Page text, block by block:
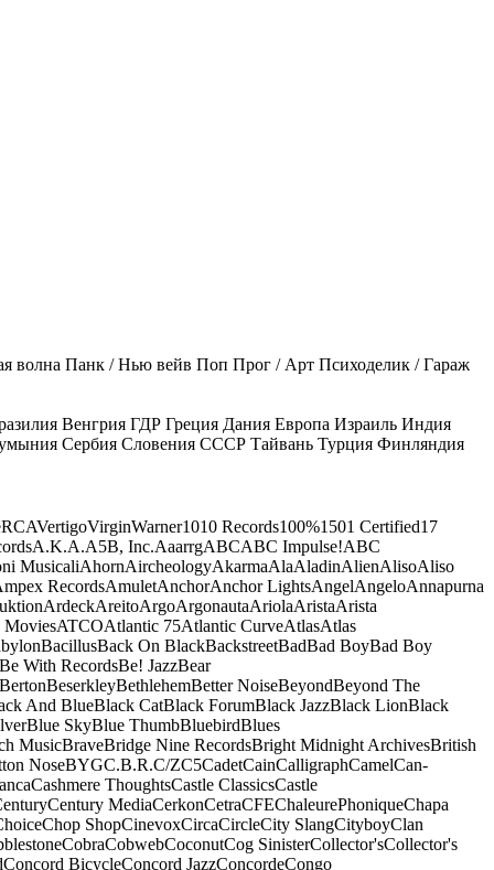
волна Панк / Нью вейв Поп Прог / Арт Психоделик / Гараж
Венгрия ГДР Греция Дания Европа Израиль Индия
Сербия Словения СССР Тайвань Турция Финляндия
RCAVertigoVirginWarner1010 Records100%1501 Certified17
A.K.A.A5B, Inc.AaarrgABCABC Impulse!ABC
MusicaliAhornAircheologyAkarmaAlaAladinAlienAlisoAliso
RecordsAmuletAnchorAnchor LightsAngelAngeloAnnapurna
ArdeckAreitoArgoArgonautaAriolaAristaArista
MoviesATCOAtlantic 75Atlantic CurveAtlasAtlas
BacillusBack On BlackBackstreetBadBad BoyBad Boy
Be With RecordsBe! JazzBear
BertonBeserkleyBethlehemBetter NoiseBeyondBeyond The
And BlueBlack CatBlack ForumBlack JazzBlack LionBlack
Blue SkyBlue ThumbBluebirdBlues
MusicBraveBridge Nine RecordsBright Midnight ArchivesBritish
NoseBYGC.B.R.C/ZC5CadetCainCalligraphCamelCan-
Cashmere ThoughtsCastle ClassicsCastle
Century MediaCerkonCetraCFEChaleurePhoniqueChapa
Chop ShopCinevoxCircaCircleCity SlangCityboyClan
CobraCobwebCoconutCog SinisterCollector'sCollector's
Concord BicycleConcord JazzConcordeCongo